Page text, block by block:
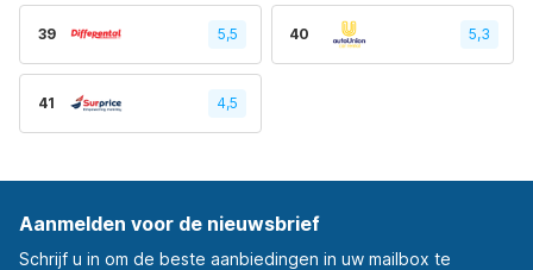
39 5,5 40 5,3
41 4,5
Aanmelden voor de nieuwsbrief
Schrijf u in om de beste aanbiedingen in uw mailbox te